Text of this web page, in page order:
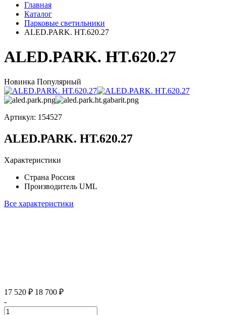
Главная
Каталог
Парковые светильники
ALED.PARK. HT.620.27
ALED.PARK. HT.620.27
Новинка Популярный
Артикул: 154527
ALED.PARK. HT.620.27
Характеристики
Страна Россия
Производитель UML
Все характеристики
17 520 ₽ 18 700 ₽
-